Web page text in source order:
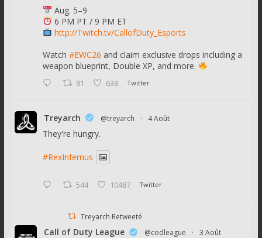
Aug. 5–9
6 PM PT / 9 PM ET
http://Twitch.tv/CallofDuty_Esports
Watch #EWC26 and claim exclusive drops including a
weapon blueprint, Double XP, and more.
81 638 Twitter
Treyarch @treyarch · 4 Août
They're hungry.
#RexInfernus
544 10487 Twitter
Treyarch Retweeté
Call of Duty League @codleague · 3 Août